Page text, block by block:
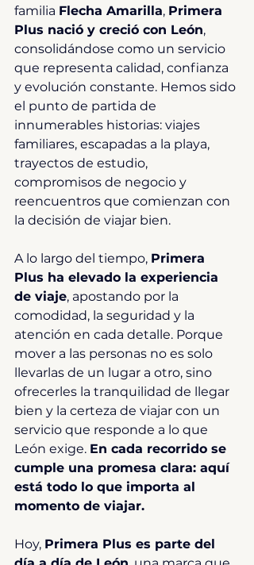
familia Flecha Amarilla, Primera
Plus nació y creció con León,
consolidándose como un servicio
que representa calidad, confianza
y evolución constante. Hemos sido
el punto de partida de
innumerables historias: viajes
familiares, escapadas a la playa,
trayectos de estudio,
compromisos de negocio y
reencuentros que comienzan con
la decisión de viajar bien.
A lo largo del tiempo, Primera
Plus ha elevado la experiencia
de viaje, apostando por la
comodidad, la seguridad y la
atención en cada detalle. Porque
mover a las personas no es solo
llevarlas de un lugar a otro, sino
ofrecerles la tranquilidad de llegar
bien y la certeza de viajar con un
servicio que responde a lo que
León exige. En cada recorrido se
cumple una promesa clara: aquí
está todo lo que importa al
momento de viajar.
Hoy, Primera Plus es parte del